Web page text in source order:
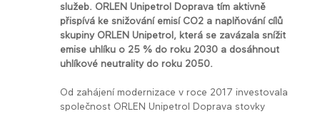
služeb. ORLEN Unipetrol Doprava tím aktivně
přispívá ke snižování emisí CO2 a naplňování cílů
skupiny ORLEN Unipetrol, která se zavázala snížit
emise uhlíku o 25 % do roku 2030 a dosáhnout
uhlíkové neutrality do roku 2050.
Od zahájení modernizace v roce 2017 investovala
společnost ORLEN Unipetrol Doprava stovky